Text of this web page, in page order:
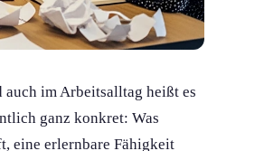
im Arbeitsalltag heißt es
ganz konkret: Was
eine erlernbare Fähigkeit